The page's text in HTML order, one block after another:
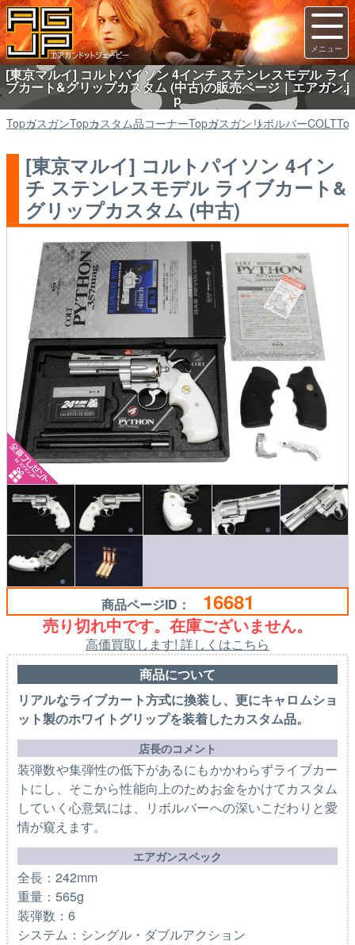
[東京マルイ] コルトパイソン 4インチ ステンレスモデル ライ
ブカート&グリップカスタム (中古)の販売ページ｜エアガン.j
p
TopガスガンTopカスタム品コーナーTopガスガン リボルバーCOLTTop
[東京マルイ] コルトパイソン 4イン
チ ステンレスモデル ライブカート&
グリップカスタム (中古)
商品ページID： 16681
売り切れ中です。在庫ございません。
高価買取します! 詳しくはこちら
商品について
リアルなライブカート方式に換装し、更にキャロムショ
ット製のホワイトグリップを装着したカスタム品。
店長のコメント
装弾数や集弾性の低下があるにもかかわらずライブカー
トにし、そこから性能向上のためお金をかけてカスタム
していく心意気には、リボルバーへの深いこだわりと愛
情が窺えます。
エアガンスペック
全長：242mm
重量：565g
装弾数：6
システム：シングル・ダブルアクション